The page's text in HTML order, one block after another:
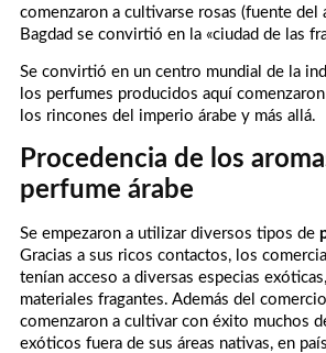
comenzaron a cultivarse rosas (fuente del
Bagdad se convirtió en la «ciudad de las
Se convirtió en un centro mundial de la
los perfumes producidos aquí
los rincones del imperio árabe y más allá.
Procedencia de los
perfume árabe
Se empezaron a utilizar diversos tipos de
Gracias a sus ricos contactos, los
tenían acceso a diversas especias
materiales fragantes. Además del
comenzaron a cultivar con éxito muchos
exóticos fuera de sus áreas nativas, en